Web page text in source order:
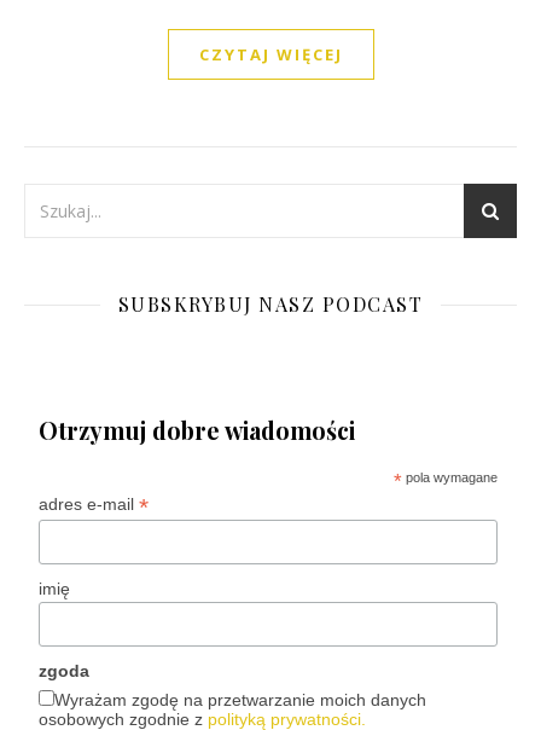
CZYTAJ WIĘCEJ
SUBSKRYBUJ NASZ PODCAST
Otrzymuj dobre wiadomości
* pola wymagane
adres e-mail*
imię
zgoda
Wyrażam zgodę na przetwarzanie moich danych
osobowych zgodnie z polityką prywatności.